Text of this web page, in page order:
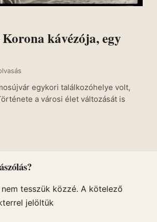
kávézója, egy
egykori találkozóhelye volt,
a városi élet változását is
tesszük közzé. A kötelező
jelöltük